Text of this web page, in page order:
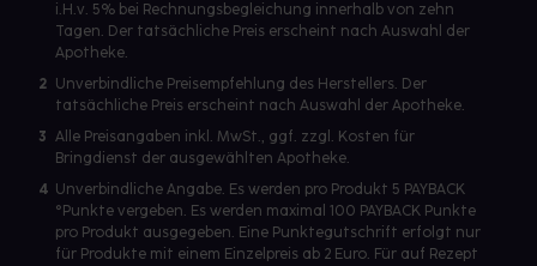
i.H.v. 5% bei Rechnungsbegleichung innerhalb von zehn
Tagen. Der tatsächliche Preis erscheint nach Auswahl der
Apotheke.
2 Unverbindliche Preisempfehlung des Herstellers. Der
tatsächliche Preis erscheint nach Auswahl der Apotheke.
3 Alle Preisangaben inkl. MwSt., ggf. zzgl. Kosten für
Bringdienst der ausgewählten Apotheke.
4 Unverbindliche Angabe. Es werden pro Produkt 5 PAYBACK
°Punkte vergeben. Es werden maximal 100 PAYBACK Punkte
pro Produkt ausgegeben. Eine Punktegutschrift erfolgt nur
für Produkte mit einem Einzelpreis ab 2 Euro. Für auf Rezept